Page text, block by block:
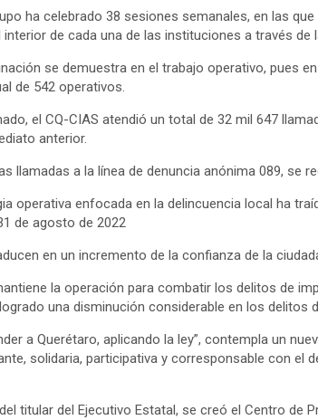
ha celebrado 38 sesiones semanales, en las
de cada una de las instituciones a través de
se demuestra en el trabajo operativo, pues
de 542 operativos.
el CQ-CIAS atendió un total de 32 mil 647
anterior.
llamadas a la línea de denuncia anónima 089, se
operativa enfocada en la delincuencia local ha
de agosto de 2022
en un incremento de la confianza de la
la operación para combatir los delitos de
una disminución considerable en los delitos
a Querétaro, aplicando la ley”, contempla un
solidaria, participativa y corresponsable con el
titular del Ejecutivo Estatal, se creó el Centro